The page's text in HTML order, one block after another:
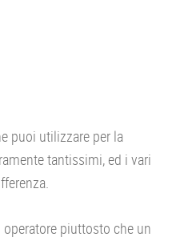
puoi utilizzare per la
tantissimi, ed i vari
piuttosto che un